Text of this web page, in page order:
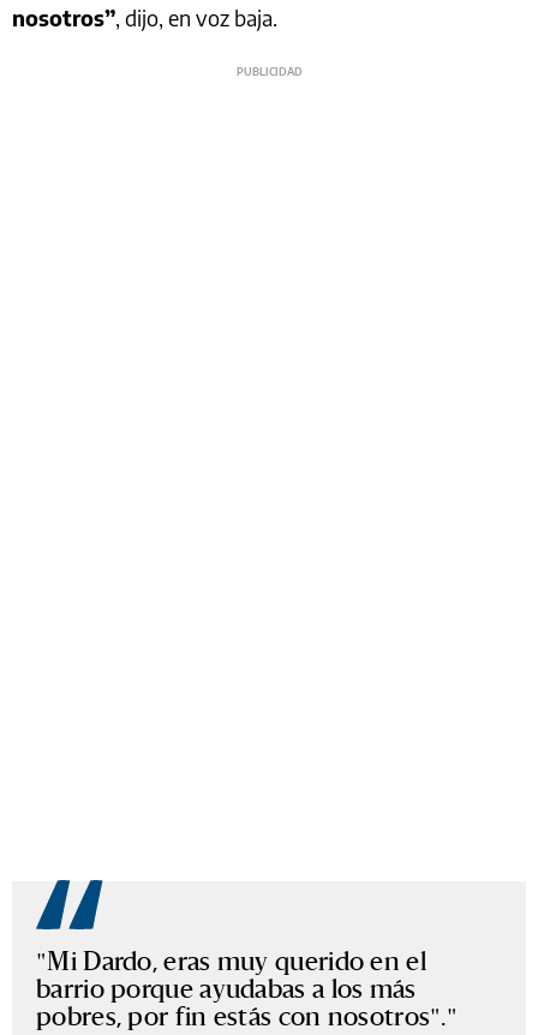
nosotros”, dijo, en voz baja.
"Mi Dardo, eras muy querido en el
barrio porque ayudabas a los más
pobres, por fin estás con nosotros".